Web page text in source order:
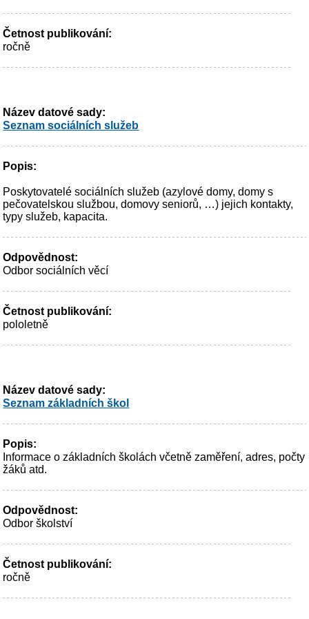
Četnost publikování:
ročně
Název datové sady:
Seznam sociálních služeb
Popis:
Poskytovatelé sociálních služeb (azylové domy, domy s
pečovatelskou službou, domovy seniorů, …) jejich kontakty,
typy služeb, kapacita.
Odpovědnost:
Odbor sociálních věcí
Četnost publikování:
pololetně
Název datové sady:
Seznam základních škol
Popis:
Informace o základních školách včetně zaměření, adres, počty
žáků atd.
Odpovědnost:
Odbor školství
Četnost publikování:
ročně